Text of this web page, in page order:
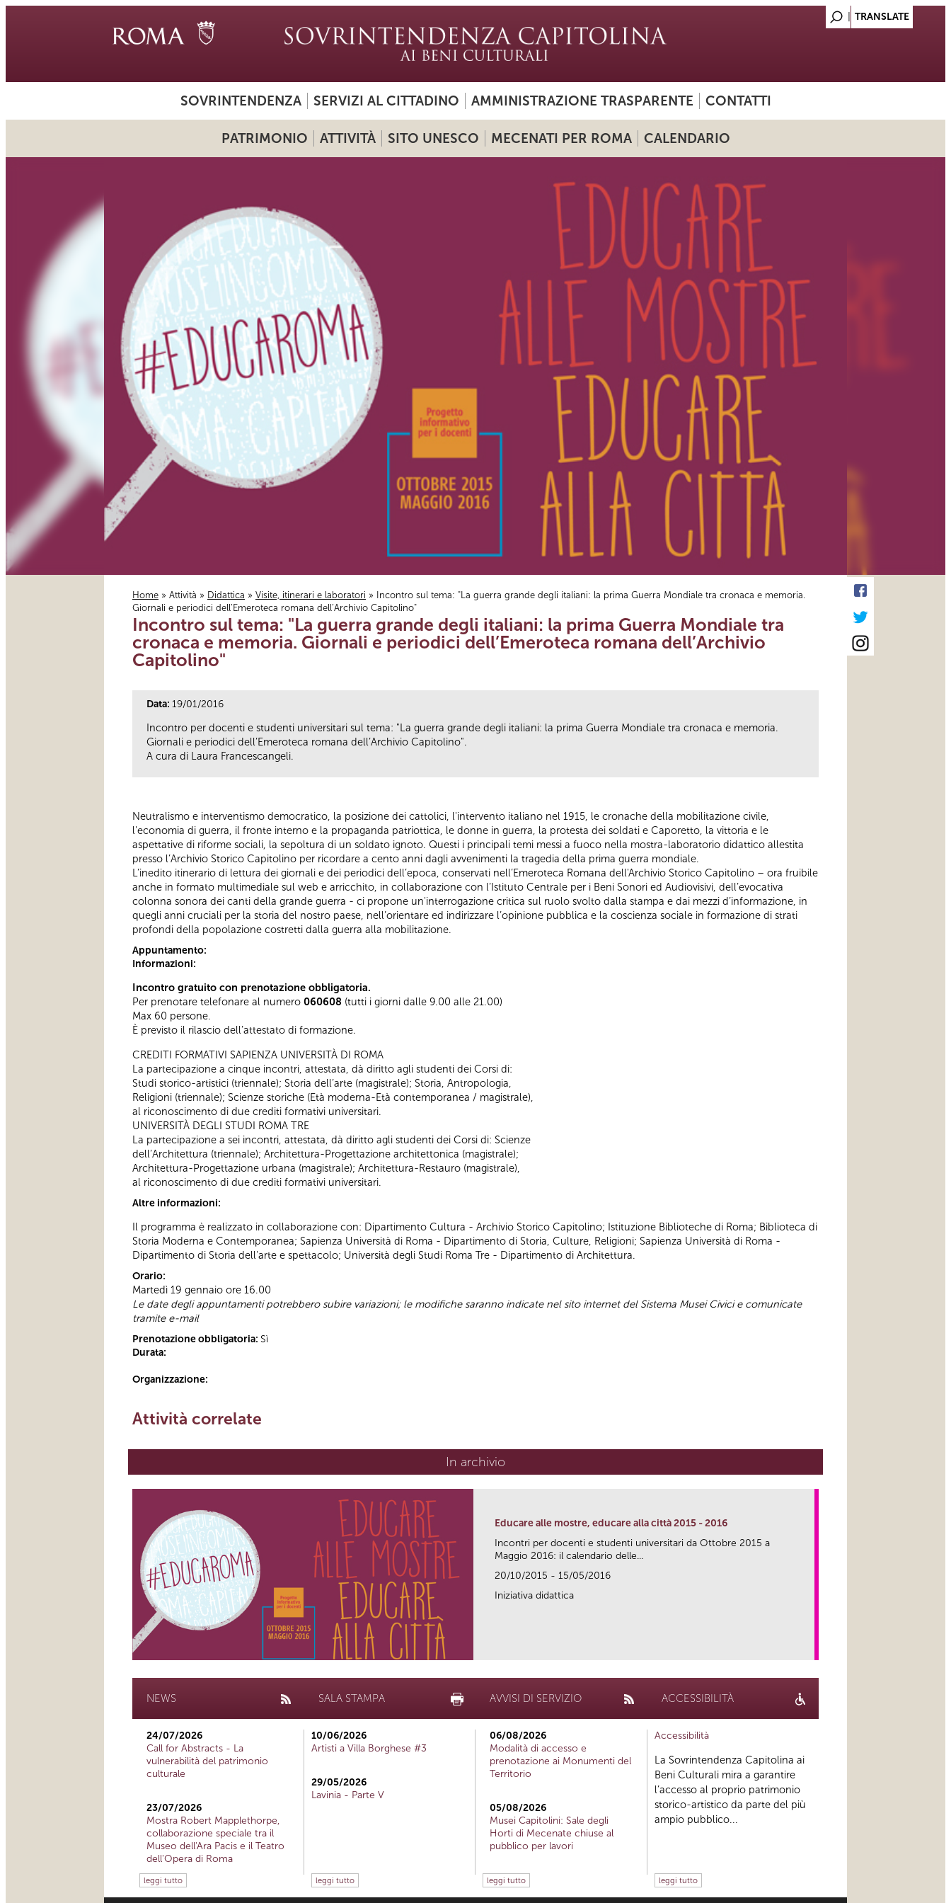
SOVRINTENDENZA SERVIZI AL CITTADINO AMMINISTRAZIONE TRASPARENTE CONTATTI
PATRIMONIO ATTIVITÀ SITO UNESCO MECENATI PER ROMA CALENDARIO
Tu sei qui
Home » Attività » Didattica » Visite, itinerari e laboratori » Incontro sul tema: "La guerra grande degli italiani: la prima Guerra Mondiale tra cronaca e memoria.
Giornali e periodici dell’Emeroteca romana dell’Archivio Capitolino"
Incontro sul tema: "La guerra grande degli italiani: la prima Guerra Mondiale tra
cronaca e memoria. Giornali e periodici dell’Emeroteca romana dell’Archivio
Capitolino"
Data: 19/01/2016
Incontro per docenti e studenti universitari sul tema: "La guerra grande degli italiani: la prima Guerra Mondiale tra cronaca e memoria.
Giornali e periodici dell’Emeroteca romana dell’Archivio Capitolino".
A cura di Laura Francescangeli.
Neutralismo e interventismo democratico, la posizione dei cattolici, l'intervento italiano nel 1915, le cronache della mobilitazione civile,
l'economia di guerra, il fronte interno e la propaganda patriottica, le donne in guerra, la protesta dei soldati e Caporetto, la vittoria e le
aspettative di riforme sociali, la sepoltura di un soldato ignoto. Questi i principali temi messi a fuoco nella mostra-laboratorio didattico allestita
presso l’Archivio Storico Capitolino per ricordare a cento anni dagli avvenimenti la tragedia della prima guerra mondiale.
L’inedito itinerario di lettura dei giornali e dei periodici dell’epoca, conservati nell’Emeroteca Romana dell'Archivio Storico Capitolino – ora fruibile
anche in formato multimediale sul web e arricchito, in collaborazione con l’Istituto Centrale per i Beni Sonori ed Audiovisivi, dell’evocativa
colonna sonora dei canti della grande guerra - ci propone un'interrogazione critica sul ruolo svolto dalla stampa e dai mezzi d’informazione, in
quegli anni cruciali per la storia del nostro paese, nell’orientare ed indirizzare l’opinione pubblica e la coscienza sociale in formazione di strati
profondi della popolazione costretti dalla guerra alla mobilitazione.
Appuntamento:
Informazioni:
Incontro gratuito con prenotazione obbligatoria.
Per prenotare telefonare al numero 060608 (tutti i giorni dalle 9.00 alle 21.00)
Max 60 persone.
È previsto il rilascio dell’attestato di formazione.
CREDITI FORMATIVI SAPIENZA UNIVERSITÀ DI ROMA
La partecipazione a cinque incontri, attestata, dà diritto agli studenti dei Corsi di:
Studi storico-artistici (triennale); Storia dell’arte (magistrale); Storia, Antropologia,
Religioni (triennale); Scienze storiche (Età moderna-Età contemporanea / magistrale),
al riconoscimento di due crediti formativi universitari.
UNIVERSITÀ DEGLI STUDI ROMA TRE
La partecipazione a sei incontri, attestata, dà diritto agli studenti dei Corsi di: Scienze
dell’Architettura (triennale); Architettura-Progettazione architettonica (magistrale);
Architettura-Progettazione urbana (magistrale); Architettura-Restauro (magistrale),
al riconoscimento di due crediti formativi universitari.
Altre informazioni:
Il programma è realizzato in collaborazione con: Dipartimento Cultura - Archivio Storico Capitolino; Istituzione Biblioteche di Roma; Biblioteca di
Storia Moderna e Contemporanea; Sapienza Università di Roma - Dipartimento di Storia, Culture, Religioni; Sapienza Università di Roma -
Dipartimento di Storia dell'arte e spettacolo; Università degli Studi Roma Tre - Dipartimento di Architettura.
Orario:
Martedì 19 gennaio ore 16.00
Le date degli appuntamenti potrebbero subire variazioni; le modifiche saranno indicate nel sito internet del Sistema Musei Civici e comunicate
tramite e-mail
Prenotazione obbligatoria: Sì
Durata:
Organizzazione:
Attività correlate
In archivio
Educare alle mostre, educare alla città 2015 - 2016
Incontri per docenti e studenti universitari da Ottobre 2015 a
Maggio 2016: il calendario delle...
20/10/2015 - 15/05/2016
Iniziativa didattica
NEWS
24/07/2026
Call for Abstracts - La
vulnerabilità del patrimonio
culturale
23/07/2026
Mostra Robert Mapplethorpe,
collaborazione speciale tra il
Museo dell'Ara Pacis e il Teatro
dell'Opera di Roma
leggi tutto
SALA STAMPA
10/06/2026
Artisti a Villa Borghese #3
29/05/2026
Lavinia - Parte V
leggi tutto
AVVISI DI SERVIZIO
06/08/2026
Modalità di accesso e
prenotazione ai Monumenti del
Territorio
05/08/2026
Musei Capitolini: Sale degli
Horti di Mecenate chiuse al
pubblico per lavori
leggi tutto
ACCESSIBILITÀ
Accessibilità
La Sovrintendenza Capitolina ai
Beni Culturali mira a garantire
l’accesso al proprio patrimonio
storico-artistico da parte del più
ampio pubblico...
leggi tutto